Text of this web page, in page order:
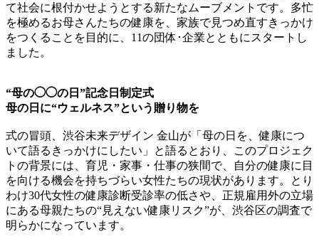
て社会に根付かせようとする新たなムーブメントです。多忙
を極めるお母さんたちの健康を、家族で見つめ直すきっかけ
をつくることを目的に、11の団体･企業とともにスタートし
ました。
“母の◯◯の日”記念日制定式
母の日に“ウェルネス”という贈り物を
式の冒頭、渋谷未来デザイン 金山が「母の日を、健康につ
いて語るきっかけにしたい」と語るとおり、このプロジェク
トの背景には、育児・家事・仕事の狭間で、自分の健康に目
を向ける機会を持ちづらい女性たちの現状があります。とり
わけ30代女性の健康診断受診率の低さや、正規雇用外の立場
にある母親たちの“見えない健康リスク”が、渋谷区の調査で
明らかになっています。